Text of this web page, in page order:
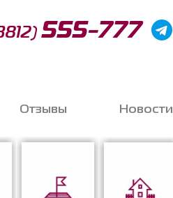
555-777
Отзывы Новости